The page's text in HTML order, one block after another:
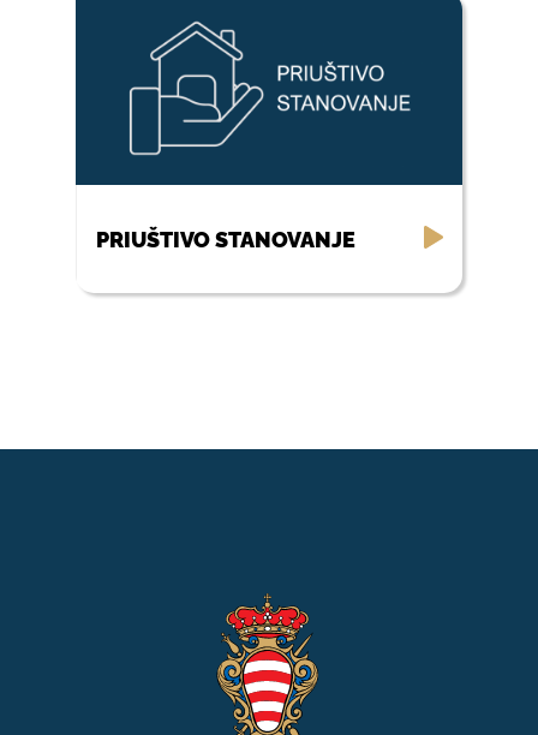
PRIUŠTIVO STANOVANJE